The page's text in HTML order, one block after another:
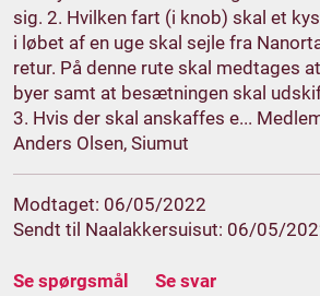
sig. 2. Hvilken fart (i knob) skal et
i løbet af en uge skal sejle fra
retur. På denne rute skal medtages
byer samt at besætningen skal
3. Hvis der skal anskaffes e...
Anders Olsen, Siumut
Modtaget: 06/05/2022
Sendt til Naalakkersuisut: 06/05/
Se spørgsmål Se svar